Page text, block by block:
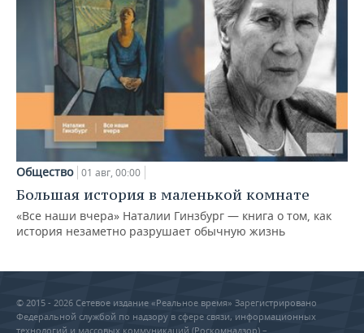
Общество 01 авг, 00:00
Большая история в маленькой комнате
«Все наши вчера» Наталии Гинзбург — книга о том, как
история незаметно разрушает обычную жизнь
© 2015 - 2026 Сетевое издание «Реальное время» Зарегистрировано
Федеральной службой по надзору в сфере связи, информационных
технологий и массовых коммуникаций (Роскомнадзор) –